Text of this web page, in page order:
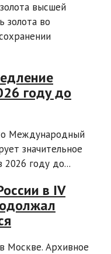
высшей
золота во
году до
Международный
значительное
2026 году до...
в IV
Москве. Архивное